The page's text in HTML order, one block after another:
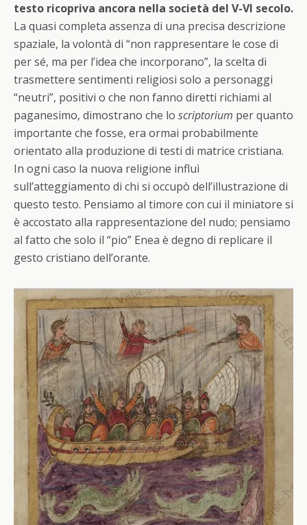
testo ricopriva ancora nella società del V-VI secolo.
La quasi completa assenza di una precisa descrizione
spaziale, la volontà di “non rappresentare le cose di
per sé, ma per l’idea che incorporano”, la scelta di
trasmettere sentimenti religiosi solo a personaggi
“neutri”, positivi o che non fanno diretti richiami al
paganesimo, dimostrano che lo scriptorium per quanto
importante che fosse, era ormai probabilmente
orientato alla produzione di testi di matrice cristiana.
In ogni caso la nuova religione influì
sull’atteggiamento di chi si occupò dell’illustrazione di
questo testo. Pensiamo al timore con cui il miniatore si
è accostato alla rappresentazione del nudo; pensiamo
al fatto che solo il “pio” Enea è degno di replicare il
gesto cristiano dell’orante.